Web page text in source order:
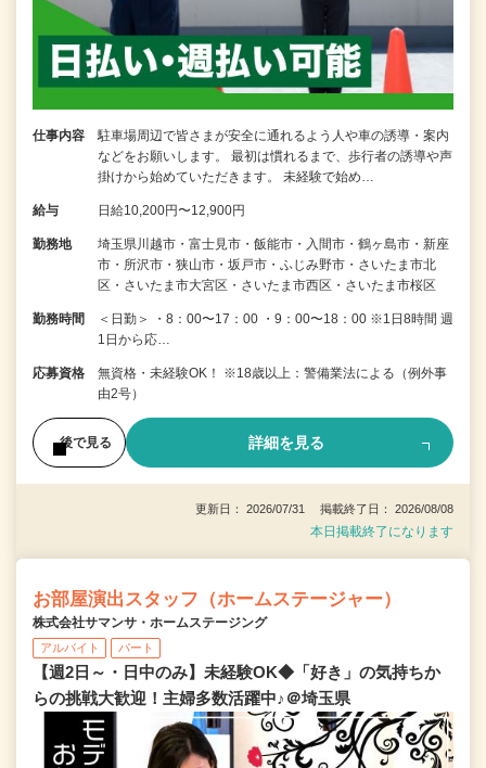
仕事内容
駐車場周辺で皆さまが安全に通れるよう人や車の誘導・案内
などをお願いします。 最初は慣れるまで、歩行者の誘導や声
掛けから始めていただきます。 未経験で始め…
給与 日給10,200円〜12,900円
勤務地
埼玉県川越市・富士見市・飯能市・入間市・鶴ヶ島市・新座
市・所沢市・狭山市・坂戸市・ふじみ野市・さいたま市北
区・さいたま市大宮区・さいたま市西区・さいたま市桜区
勤務時間
＜日勤＞ ・8：00〜17：00 ・9：00〜18：00 ※1日8時間 週
1日から応…
応募資格
無資格・未経験OK！ ※18歳以上：警備業法による（例外事
由2号）
後で見る 詳細を見る
更新日： 2026/07/31 掲載終了日： 2026/08/08
本日掲載終了になります
お部屋演出スタッフ（ホームステージャー）
株式会社サマンサ・ホームステージング
アルバイト パート
【週2日～・日中のみ】未経験OK◆「好き」の気持ちか
らの挑戦大歓迎！主婦多数活躍中♪＠埼玉県